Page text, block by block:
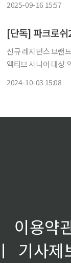
2025-09-16 15:57
신규 레지던스 브랜
액티브 시니어 대상 의료 특화 서비스 등
2024-10-03 15:08
이용약
ㅣ
기사제